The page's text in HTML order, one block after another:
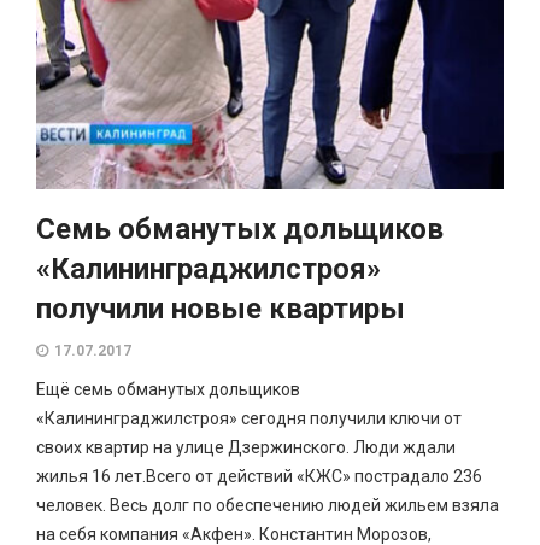
Семь обманутых дольщиков
«Калининграджилстроя»
получили новые квартиры
17.07.2017
Ещё семь обманутых дольщиков
«Калининграджилстроя» сегодня получили ключи от
своих квартир на улице Дзержинского. Люди ждали
жилья 16 лет.Всего от действий «КЖС» пострадало 236
человек. Весь долг по обеспечению людей жильем взяла
на себя компания «Акфен». Константин Морозов,